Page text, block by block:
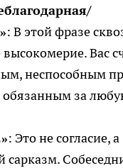
: В этой фразе
высокомерие. Вас
неспособным
за
: Это не согласие, а
сарказм.